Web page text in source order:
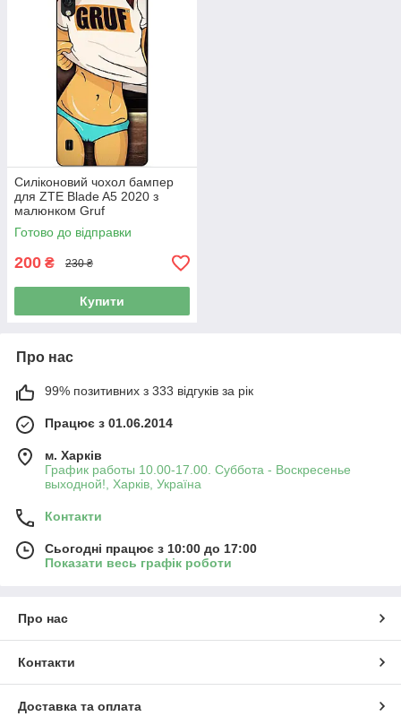
Силіконовий чохол бампер
для ZTE Blade A5 2020 з
малюнком Gruf
Готово до відправки
200 ₴ 230 ₴
Купити
Про нас
99% позитивних з 333 відгуків за рік
Працює з 01.06.2014
м. Харків
График работы 10.00-17.00. Суббота - Воскресенье
выходной!, Харків, Україна
Контакти
Сьогодні працює з 10:00 до 17:00
Показати весь графік роботи
Про нас
Контакти
Доставка та оплата